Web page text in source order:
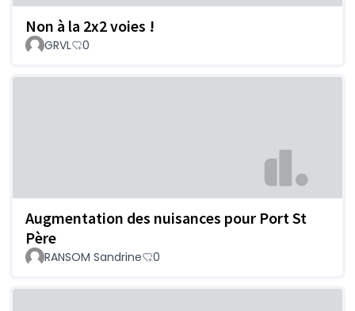
Non à la 2x2 voies !
GRVL 0
Augmentation des nuisances pour Port St
Père
RANSOM Sandrine 0